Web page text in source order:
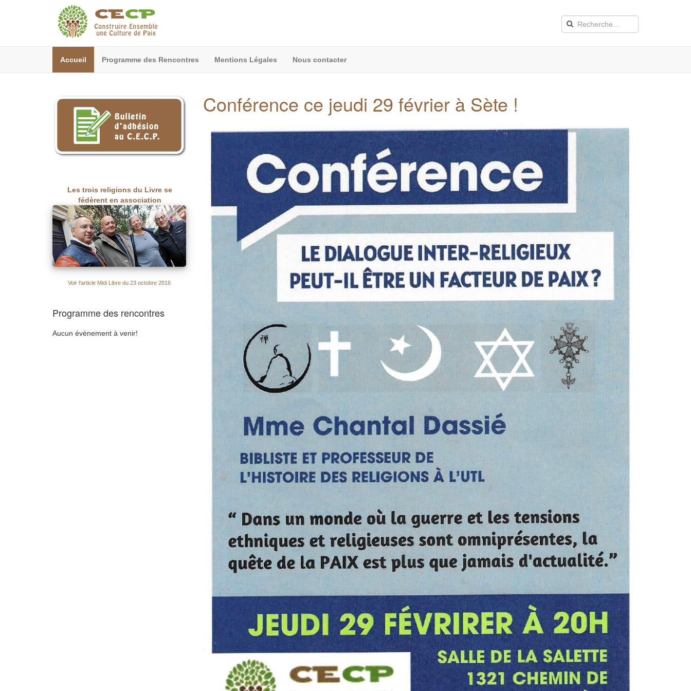
Accueil Programme des Rencontres Mentions Légales Nous contacter
Conférence ce jeudi 29 février à Sète !
Les trois religions du Livre se
fédèrent en association
Voir l'article Midi Libre du 23 octobre 2016
Programme des rencontres
Aucun évènement à venir!